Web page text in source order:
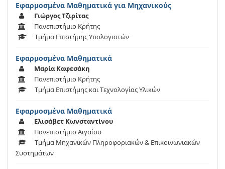
Εφαρμοσμένα Μαθηματικά για Μηχανικούς
Γιώργος Τζιρίτας
Πανεπιστήμιο Κρήτης
Τμήμα Επιστήμης Υπολογιστών
Εφαρμοσμένα Μαθηματικά
Μαρία Καφεσάκη
Πανεπιστήμιο Κρήτης
Τμήμα Επιστήμης και Τεχνολογίας Υλικών
Εφαρμοσμένα Μαθηματικά
Ελισάβετ Κωνσταντίνου
Πανεπιστήμιο Αιγαίου
Τμήμα Μηχανικών Πληροφοριακών & Επικοινωνιακών
Συστημάτων